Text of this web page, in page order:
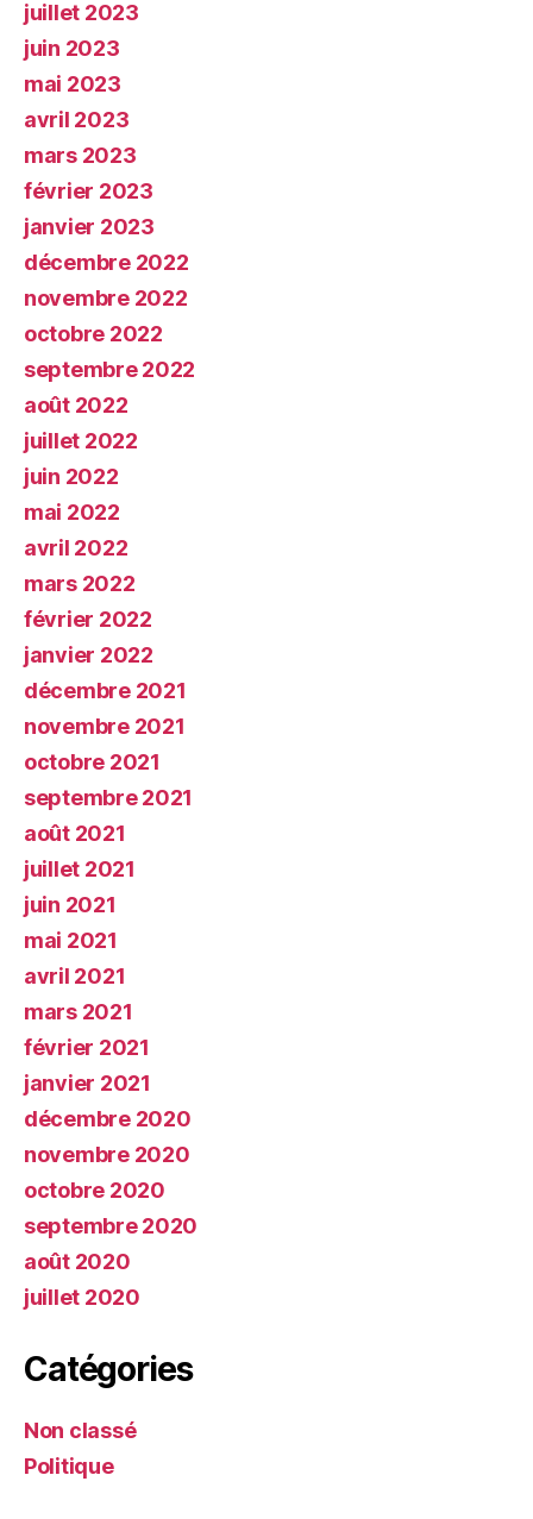
juillet 2023
juin 2023
mai 2023
avril 2023
mars 2023
février 2023
janvier 2023
décembre 2022
novembre 2022
octobre 2022
septembre 2022
août 2022
juillet 2022
juin 2022
mai 2022
avril 2022
mars 2022
février 2022
janvier 2022
décembre 2021
novembre 2021
octobre 2021
septembre 2021
août 2021
juillet 2021
juin 2021
mai 2021
avril 2021
mars 2021
février 2021
janvier 2021
décembre 2020
novembre 2020
octobre 2020
septembre 2020
août 2020
juillet 2020
Catégories
Non classé
Politique